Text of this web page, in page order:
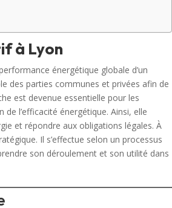
à Lyon
énergétique globale d’un
des parties communes et privées afin de
est devenue essentielle pour les
l’efficacité énergétique. Ainsi, elle
et répondre aux obligations légales. À
Il s’effectue selon un processus
son déroulement et son utilité dans